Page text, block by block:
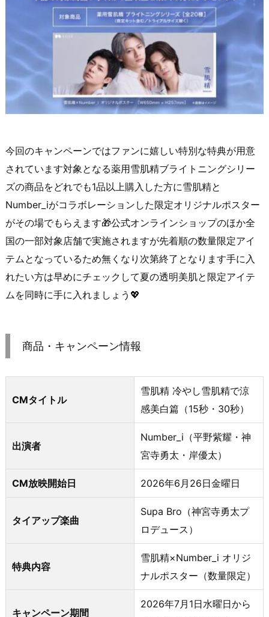
今回のキャンペーンではファンに嬉しい特別な特典が用意
されています対象となる薬用雪肌精ブライトニングシリー
ズの商品をどれでも1品以上購入した方に雪肌精と
Number_iがコラボレーションした限定オリジナルポスター
がその場でもらえます🎁公式オンラインショップのほか全
国の一部対象店舗で実施されますが先着順の数量限定アイ
テムとなっているため無くなり次第終了となります手に入
れたい方は早めにチェックして夏の透明美肌と限定アイテ
ムを同時に手に入れましょう💖
商品・キャンペーン情報
CMタイトル
雪肌精 冷やし雪肌精で涼
感美白篇（15秒・30秒）
出演者
Number_i（平野紫耀・神
宮寺勇太・岸優太）
CM放映開始日 2026年6月26日金曜日
タイアップ楽曲
Supa Bro（神宮寺勇太プ
ロデュース）
特典内容
雪肌精×Number_i オリジ
ナルポスター（数量限定）
キャンペーン期間
2026年7月1日水曜日から